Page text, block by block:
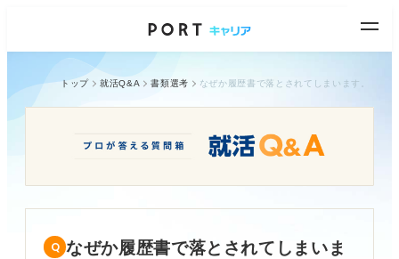
トップ 就活Q&A 書類選考 なぜか履歴書で落とされてしまいます。
なぜか履歴書で落とされてしまいま